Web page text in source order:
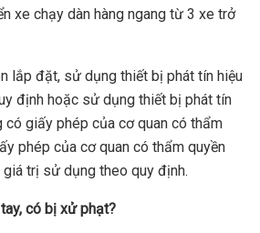
xe chạy dàn hàng ngang từ 3 xe trở
lắp đặt, sử dụng thiết bị phát tín hiệu
định hoặc sử dụng thiết bị phát tín
có giấy phép của cơ quan có thẩm
phép của cơ quan có thẩm quyền
trị sử dụng theo quy định.
có bị xử phạt?